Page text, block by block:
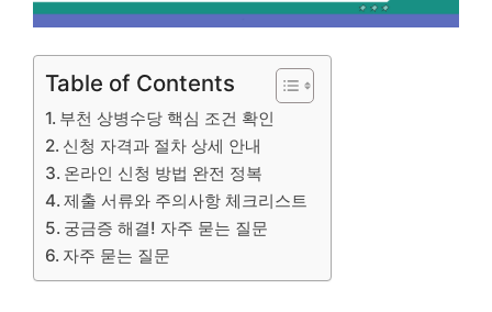
Table of Contents
부천 상병수당 핵심 조건 확인
신청 자격과 절차 상세 안내
온라인 신청 방법 완전 정복
제출 서류와 주의사항 체크리스트
궁금증 해결! 자주 묻는 질문
자주 묻는 질문